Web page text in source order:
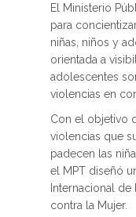
El Ministerio
para
niñas, niños y
orientada a
adolescentes
violencias en
Con el objetivo
violencias que
padecen las
el MPT diseñó
Internacional
contra la Mujer.